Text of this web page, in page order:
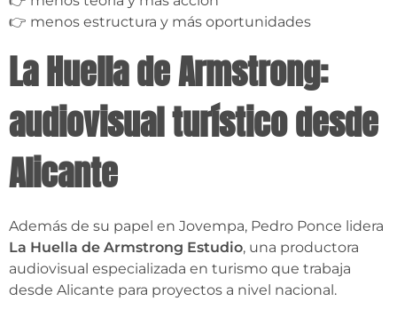
👉 menos estructura y más oportunidades
La Huella de Armstrong:
audiovisual turístico desde
Alicante
Además de su papel en Jovempa, Pedro Ponce lidera
La Huella de Armstrong Estudio, una productora
audiovisual especializada en turismo que trabaja
desde Alicante para proyectos a nivel nacional.